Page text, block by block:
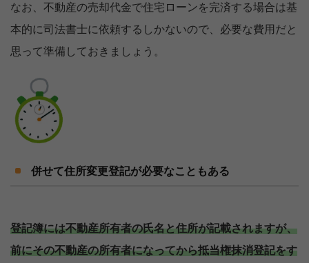
なお、不動産の売却代金で住宅ローンを完済する場合は基
本的に司法書士に依頼するしかないので、必要な費用だと
思って準備しておきましょう。
併せて住所変更登記が必要なこともある
登記簿には不動産所有者の氏名と住所が記載されますが、
前にその不動産の所有者になってから抵当権抹消登記をす